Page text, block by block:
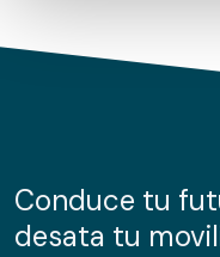
de cookies.
información sobre el
nuestros partners de
Conduce tu
desata tu